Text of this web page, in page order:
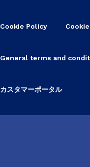
Cookie Policy
General terms and
カスタマーポータル